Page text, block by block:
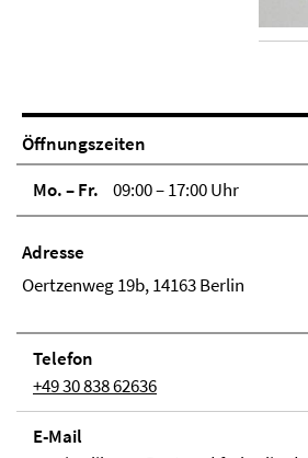
Öffnungszeiten
Mo. – Fr.
09:00 – 17:00 Uhr
Adresse
Oertzenweg 19b, 14163 Berlin
Telefon
+49 30 838 62636
E-Mail